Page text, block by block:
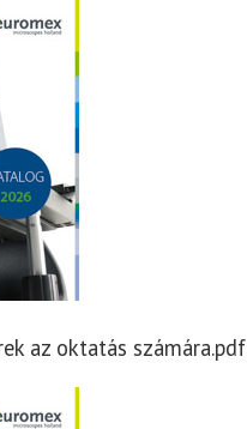
az oktatás számára.pdf